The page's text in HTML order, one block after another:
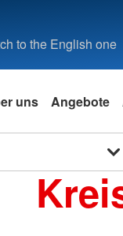
to the English one
uns Angebote